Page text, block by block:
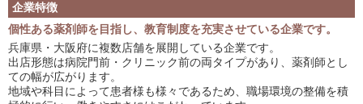
企業特徴
個性ある薬剤師を目指し、教育制度を充実させている企業です。
兵庫県・大阪府に複数店舗を展開している企業です。
出店形態は病院門前・クリニック前の両タイプがあり、薬剤師とし
ての幅が広がります。
地域や科目によって患者様も様々であるため、職場環境の整備を積